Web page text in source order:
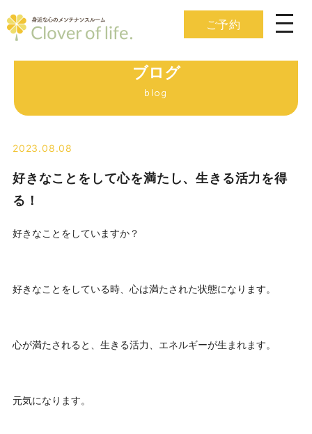
ご予約
ブログ
blog
2023.08.08
好きなことをして心を満たし、生きる活力を得
る！
好きなことをしていますか？
好きなことをしている時、心は満たされた状態になります。
心が満たされると、生きる活力、エネルギーが生まれます。
元気になります。